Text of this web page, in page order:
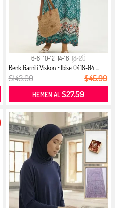
6-8 10-12 14-16 18-20
Renk Garnili Viskon Elbise 0418-04 ...
$143.00 $45.99
HEMEN AL$27.59